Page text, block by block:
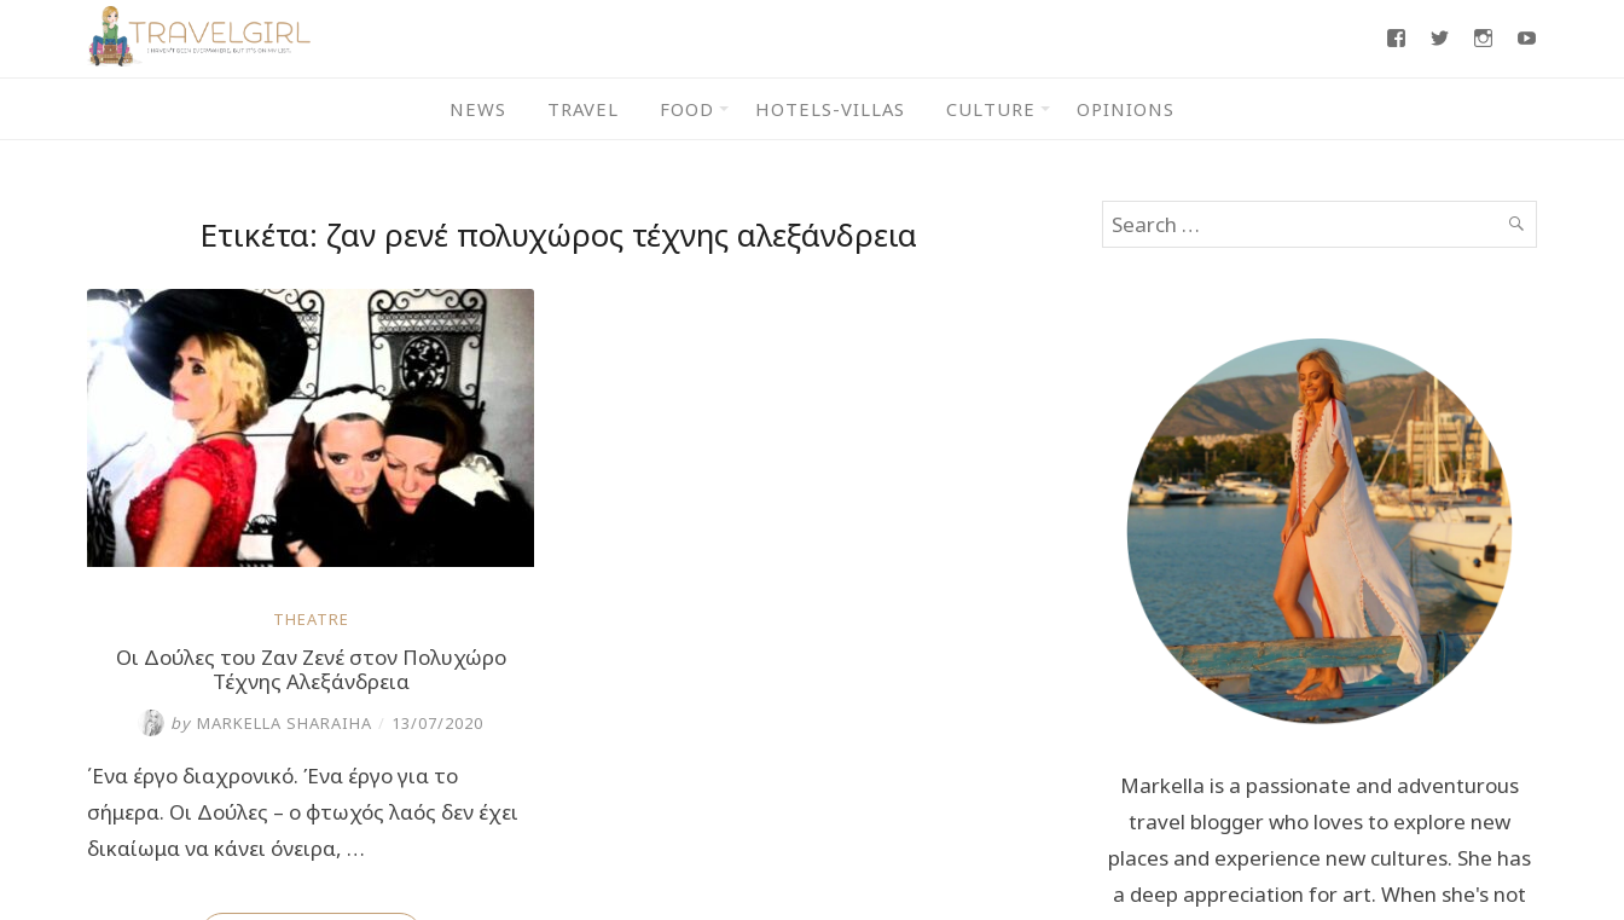
FacebookTwitterInstagram
NEWS TRAVEL FOOD HOTELS-VILLAS CULTURE OPINIONS
Ετικέτα: ζαν ρενέ πολυχώρος τέχνης αλεξάνδρεια
THEATRE
Οι Δούλες του Ζαν Ζενέ στον Πολυχώρο
Τέχνης Αλεξάνδρεια
by MARKELLA SHARAIHA / 13/07/2020
΄Ενα έργο διαχρονικό. Ένα έργο για το
σήμερα. Οι Δούλες – ο φτωχός λαός δεν έχει
δικαίωμα να κάνει όνειρα, …
Search
for:
SEARCH
Markella is a passionate and adventurous
travel blogger who loves to explore new
places and experience new cultures. She has
a deep appreciation for art. When she's not